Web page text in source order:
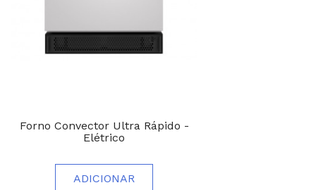
Forno Convector Ultra Rápido -
Elétrico
ADICIONAR